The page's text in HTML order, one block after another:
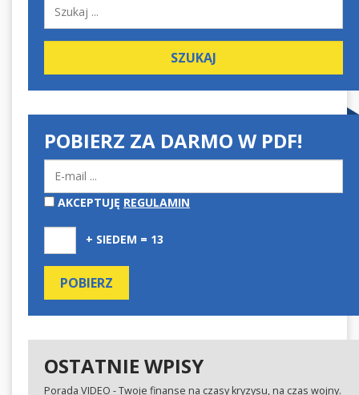
POBIERZ ZA DARMO W PDF!
AKCEPTUJĘ REGULAMIN
+ SIEDEM = 13
OSTATNIE WPISY
Porada VIDEO - Twoje finanse na czasy kryzysu, na czas wojny.